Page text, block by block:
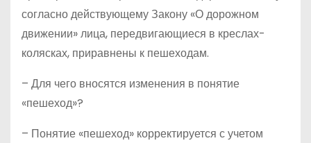
согласно действующему Закону «О дорожном
движении» лица, передвигающиеся в креслах-
колясках, приравнены к пешеходам.
– Для чего вносятся изменения в понятие
«пешеход»?
– Понятие «пешеход» корректируется с учетом